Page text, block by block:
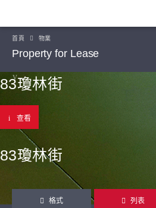
首頁 物業
Property for Lease
83瓊林街
查看
83瓊林街
格式 列表